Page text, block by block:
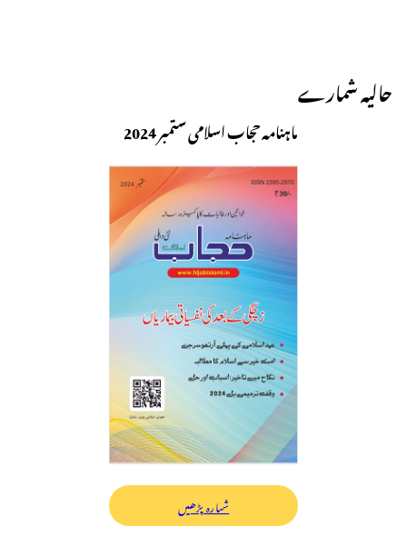
حالیہ شمارے
ماہنامہ حجاب اسلامی ستمبر 2024
شمارہ پڑھیں